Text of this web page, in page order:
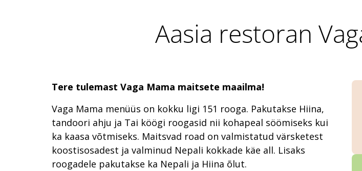
Aasia restoran
Tere tulemast Vaga Mama maitsete maailma!
Vaga Mama menüüs on kokku ligi 151 rooga. Pakutakse Hiina,
tandoori ahju ja Tai köögi roogasid nii kohapeal söömiseks kui
ka kaasa võtmiseks. Maitsvad road on valmistatud värsketest
koostisosadest ja valminud Nepali kokkade käe all. Lisaks
roogadele pakutakse ka Nepali ja Hiina õlut.